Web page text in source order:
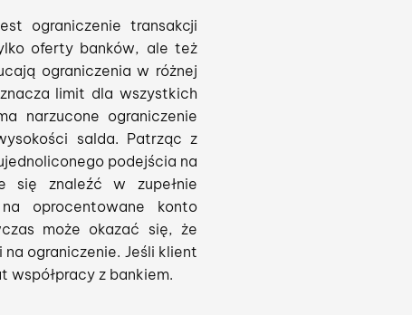
ograniczenie transakcji
oferty banków, ale też
ograniczenia w różnej
limit dla wszystkich
narzucone ograniczenie
salda. Patrząc z
podejścia na
się znaleźć w zupełnie
oprocentowane konto
może okazać się, że
ograniczenie. Jeśli klient
współpracy z bankiem.